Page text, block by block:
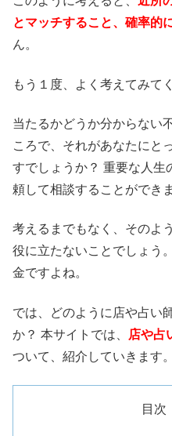
とマッチすること、確率的
ん。
もう１度、よく考えてみて
当たるかどうか分からない
ころで、それがあなたにと
すでしょうか？ 重要な人生
頼して相談することができ
考えるまでもなく、そのよ
役に立たないことでしょう
金ですよね。
では、どのように店や占い
か？ 本サイトでは、
店や占
ついて、紹介していきます。
目次